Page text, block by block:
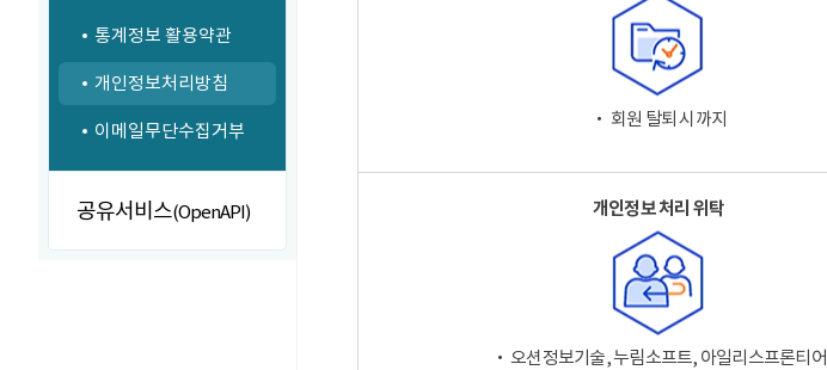
통계정보 활용약관
개인정보처리방침
이메일무단수집거부
공유서비스(OpenAPI)
‧ 회원 탈퇴 시까지
개인정보 처리 위탁
‧ 오션정보기술, 누림소프트, 아일리스프론티어